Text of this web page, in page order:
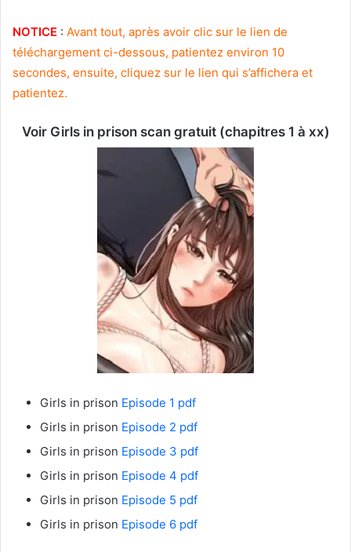
NOTICE : Avant tout, après avoir clic sur le lien de
téléchargement ci-dessous, patientez environ 10
secondes, ensuite, cliquez sur le lien qui s’affichera et
patientez.
Voir Girls in prison scan gratuit (chapitres 1 à xx)
Girls in prison Episode 1 pdf
Girls in prison Episode 2 pdf
Girls in prison Episode 3 pdf
Girls in prison Episode 4 pdf
Girls in prison Episode 5 pdf
Girls in prison Episode 6 pdf